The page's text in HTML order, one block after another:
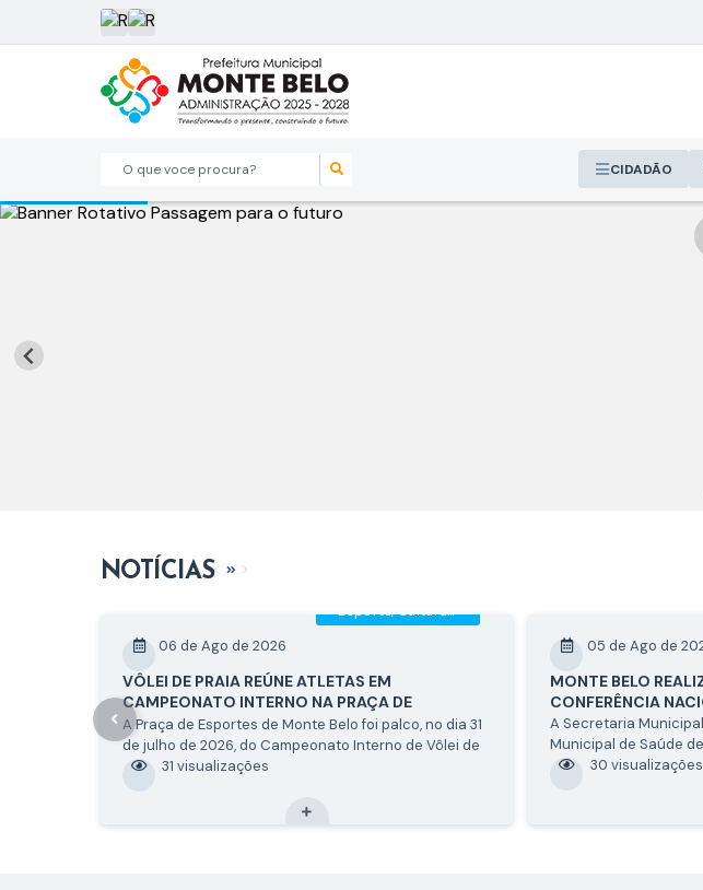
O que voce procura? CIDADÃO
NOTÍCIAS
VÔLEI DE PRAIA REÚNE ATLETAS EM
CAMPEONATO INTERNO NA PRAÇA DE
ESPORTES
06 de Ago de 2026
Esporte, Cultura e...
31 visualizações
A Praça de Esportes de Monte Belo foi palco, no dia 31
de julho de 2026, do Campeonato Interno de Vôlei de
Praia, reunindo atletas em um dia de muita
18 atletas participaram do torneio,...
MONTE BELO
CONFERÊNCIA
05 de Ago de
30 visualizações
A Secretaria
Municipal de Saúde
população
acontecerá no dia 14